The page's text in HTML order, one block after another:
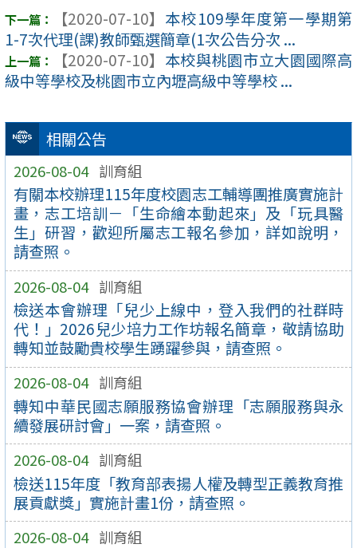
相關公告
2026-08-04 訓育組
有關本校辦理115年度校園志工輔導團推廣實施計
畫，志工培訓－「生命繪本動起來」及「玩具醫
生」研習，歡迎所屬志工報名參加，詳如說明，
請查照。
2026-08-04 訓育組
檢送本會辦理「兒少上線中，登入我們的社群時
代！」2026兒少培力工作坊報名簡章，敬請協助
轉知並鼓勵貴校學生踴躍參與，請查照。
2026-08-04 訓育組
轉知中華民國志願服務協會辦理「志願服務與永
續發展研討會」一案，請查照。
2026-08-04 訓育組
檢送115年度「教育部表揚人權及轉型正義教育推
展貢獻獎」實施計畫1份，請查照。
2026-08-04 訓育組
【2020-07-10】 本校109學年度第一學期第
1-7次代理(課)教師甄選簡章(1次公告分次 ...
【2020-07-10】 本校與桃園市立大園國際高
級中等學校及桃園市立內壢高級中等學校 ...